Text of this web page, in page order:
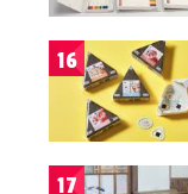
16
17